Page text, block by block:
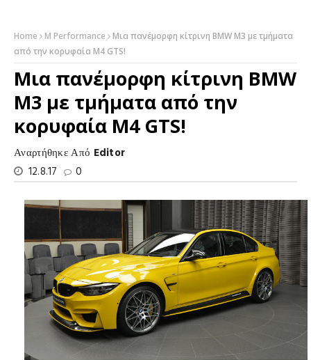
Home M Performance
Μια πανέμορφη κίτρινη BMW M3 με τμήματα
από την κορυφαία M4 GTS!
Μια πανέμορφη κίτρινη BMW
M3 με τμήματα από την
κορυφαία M4 GTS!
Αναρτήθηκε Από Editor
12.8.17
0